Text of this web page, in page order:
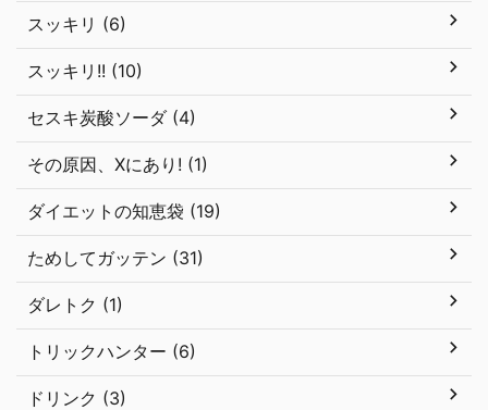
スッキリ (6)
スッキリ!! (10)
セスキ炭酸ソーダ (4)
その原因、Xにあり! (1)
ダイエットの知恵袋 (19)
ためしてガッテン (31)
ダレトク (1)
トリックハンター (6)
ドリンク (3)